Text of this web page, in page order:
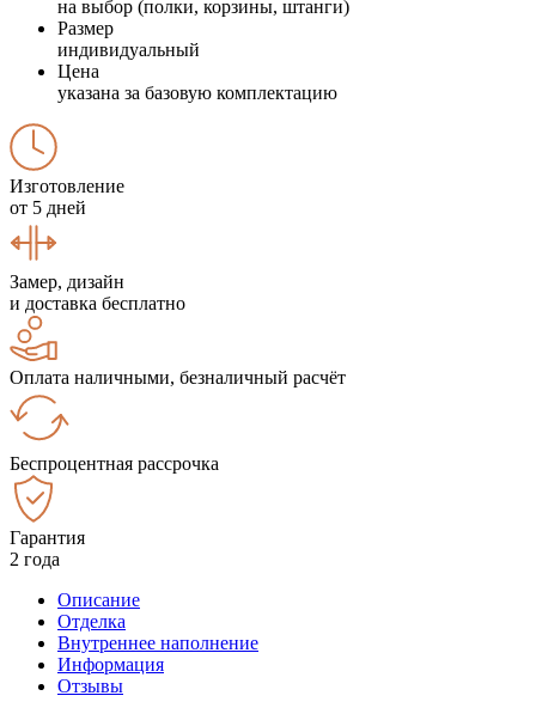
на выбор (полки, корзины, штанги)
Размер
индивидуальный
Цена
указана за базовую комплектацию
Изготовление
от 5 дней
Замер, дизайн
и доставка бесплатно
Оплата наличными, безналичный расчёт
Беспроцентная рассрочка
Гарантия
2 года
Описание
Отделка
Внутреннее наполнение
Информация
Отзывы